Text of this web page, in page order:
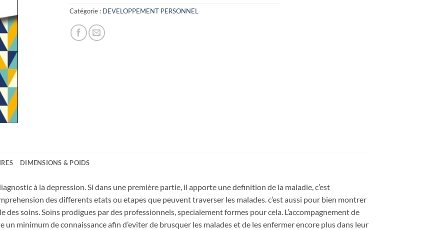
Catégorie : DEVELOPPEMENT PERSONNEL
DIMENSIONS & POIDS
à la depression. Si dans une première partie, il apporte une definition de la maladie, c’est
des differents etats ou etapes que peuvent traverser les malades. c’est aussi pour bien montrer
des soins. Soins prodigues par des professionnels, specialement formes pour cela. L’accompagnement de
minimum de connaissance afin d’eviter de brusquer les malades et de les enfermer encore plus dans leur